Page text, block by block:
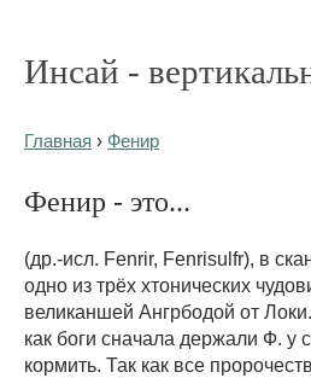
Инсай -
Главная › Фенир
Фенир - это...
(др.-исл. Fenrir, Fenrisulfr), в
одно из трёх хтонических
великаншей Ангрбодой от
как боги сначала держали Ф. у
кормить. Так как все